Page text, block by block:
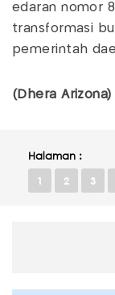
edaran nomor
transformasi
pemerintah
(Dhera Arizona)
Halaman :
1 2 3